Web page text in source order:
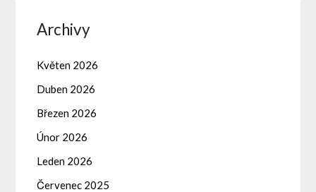
Archivy
Květen 2026
Duben 2026
Březen 2026
Únor 2026
Leden 2026
Červenec 2025